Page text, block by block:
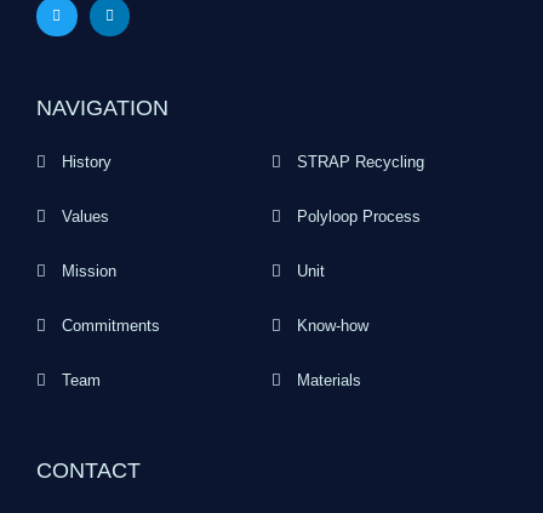
NAVIGATION
History
Values
Mission
Commitments
Team
STRAP Recycling
Polyloop Process
Unit
Know-how
Materials
CONTACT